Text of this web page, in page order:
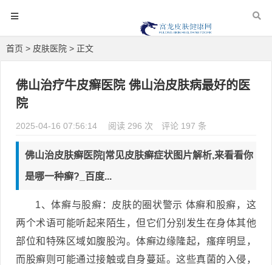
首页 > 皮肤医院 > 正文
佛山治疗牛皮癣医院 佛山治皮肤病最好的医
院
2025-04-16 07:56:14 阅读 296 次 评论 197 条
佛山治皮肤癣医院|常见皮肤癣症状图片解析,来看看你
是哪一种癣?_百度...
1、体癣与股癣：皮肤的圈状警示 体癣和股癣，这
两个术语可能听起来陌生，但它们分别发生在身体其他
部位和特殊区域如腹股沟。体癣边缘隆起，瘙痒明显，
而股癣则可能通过接触或自身蔓延。这些真菌的入侵，